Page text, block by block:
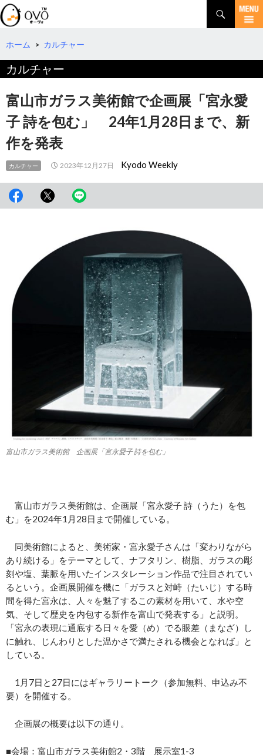
検
索
コ
テ
ツ
へ
移
ホーム > カルチャー
カルチャー
富山市ガラス美術館で企画展「宮永愛
子 詩を包む」 24年1月28日まで、新
作を発表
カルチャー 2023年12月27日 Kyodo Weekly
富山市ガラス美術館 企画展「宮永愛子 詩を包む」
富山市ガラス美術館は、企画展「宮永愛子 詩（うた）を包
む」を2024年1月28日まで開催している。
同美術館によると、美術家・宮永愛子さんは「変わりながら
あり続ける」をテーマとして、ナフタリン、樹脂、ガラスの彫
刻や塩、葉脈を用いたインスタレーション作品で注目されてい
るという。企画展開催を機に「ガラスと対峙（たいじ）する時
間を得た宮永は、人々を魅了するこの素材を用いて、水や空
気、そして歴史を内包する新作を富山で発表する」と説明。
「宮永の表現に通底する日々を愛（め）でる眼差（まなざ）し
に触れ、じんわりとした温かさで満たされる機会となれば」と
している。
1月7日と27日にはギャラリートーク（参加無料、申込み不
要）を開催する。
企画展の概要は以下の通り。
■会場：富山市ガラス美術館2・3階 展示室1-3